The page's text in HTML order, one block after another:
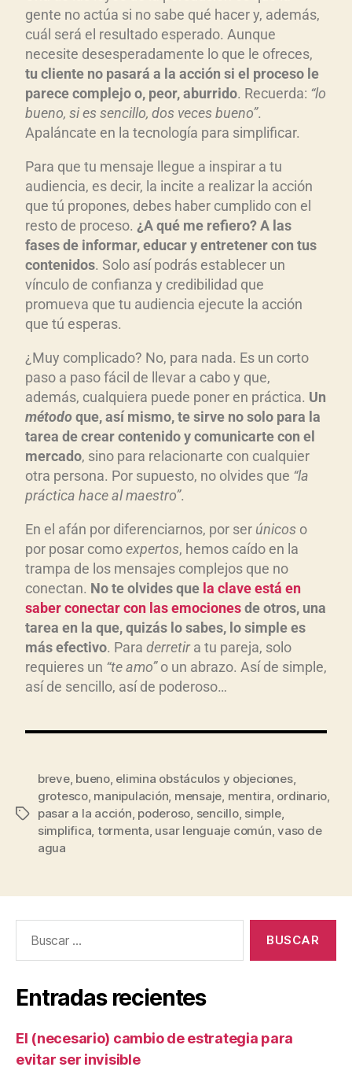
gente no actúa si no sabe qué hacer y, además,
cuál será el resultado esperado. Aunque
necesite desesperadamente lo que le ofreces,
tu cliente no pasará a la acción si el proceso le
parece complejo o, peor, aburrido. Recuerda: “lo
bueno, si es sencillo, dos veces bueno”.
Apaláncate en la tecnología para simplificar.
Para que tu mensaje llegue a inspirar a tu
audiencia, es decir, la incite a realizar la acción
que tú propones, debes haber cumplido con el
resto de proceso. ¿A qué me refiero? A las
fases de informar, educar y entretener con tus
contenidos. Solo así podrás establecer un
vínculo de confianza y credibilidad que
promueva que tu audiencia ejecute la acción
que tú esperas.
¿Muy complicado? No, para nada. Es un corto
paso a paso fácil de llevar a cabo y que,
además, cualquiera puede poner en práctica. Un
métodoque, así mismo, te sirve no solo para la
tarea de crear contenido y comunicarte con el
mercado, sino para relacionarte con cualquier
otra persona. Por supuesto, no olvides que “la
práctica hace al maestro”.
En el afán por diferenciarnos, por ser únicos o
por posar comoexpertos, hemos caído en la
trampa de los mensajes complejos que no
conectan. No te olvides que la clave está en
saber conectar con las emocionesde otros, una
tarea en la que, quizás lo sabes, lo simple es
más efectivo. Para derretira tu pareja, solo
requieres un “te amo”o un abrazo. Así de simple,
así de sencillo, así de poderoso…
breve, bueno, elimina obstáculos y objeciones,
grotesco, manipulación, mensaje, mentira, ordinario,
pasar a la acción, poderoso, sencillo, simple,
simplifica, tormenta, usar lenguaje común,vaso de
agua
Entradas recientes
El (necesario) cambio de estrategia para
evitar ser invisible